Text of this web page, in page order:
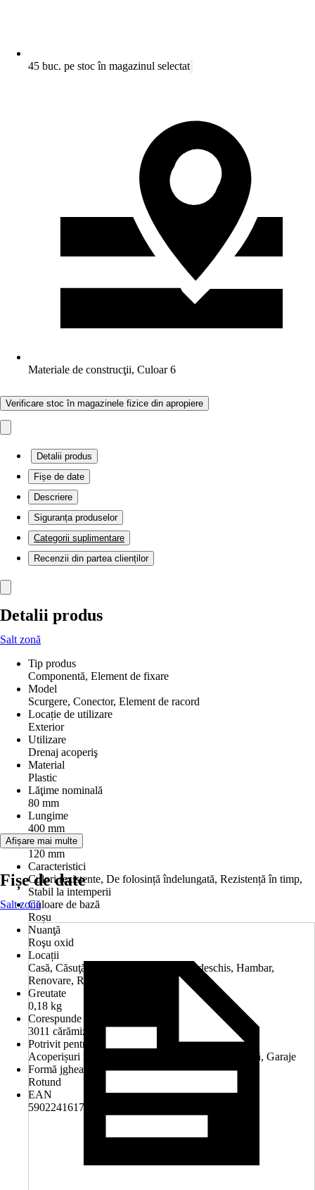
45 buc. pe stoc în magazinul selectat
Materiale de construcţii, Culoar 6
Verificare stoc în magazinele fizice din apropiere
Detalii produs
Fișe de date
Descriere
Siguranța produselor
Categorii suplimentare
Recenzii din partea clienților
Detalii produs
Salt zonă
Tip produs
Componentă, Element de fixare
Model
Scurgere, Conector, Element de racord
Locație de utilizare
Exterior
Utilizare
Drenaj acoperiş
Material
Plastic
Lăţime nominală
80 mm
Lungime
400 mm
Diametru
120 mm
Caracteristici
Culori rezistente, De folosință îndelungată, Rezistență în timp,
Stabil la intemperii
Culoare de bază
Roșu
Nuanţă
Roşu oxid
Locații
Casă, Căsuţă de grădină, Garaj, Garaj deschis, Hambar,
Renovare, Renovare, Terasă
Greutate
0,18 kg
Corespunde nuanţei RAL
3011 cărămiziu
Potrivit pentru
Acoperișuri mici, Anexe, Balcoane, Case de vacanţă, Garaje
Formă jgheab
Rotund
EAN
5902241617175
Afișare mai multe
Fișe de date
Salt zonă